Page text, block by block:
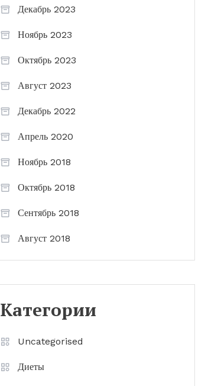
Декабрь 2023
Ноябрь 2023
Октябрь 2023
Август 2023
Декабрь 2022
Апрель 2020
Ноябрь 2018
Октябрь 2018
Сентябрь 2018
Август 2018
Категории
Uncategorised
Диеты